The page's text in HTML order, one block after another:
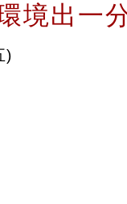
境出一
)